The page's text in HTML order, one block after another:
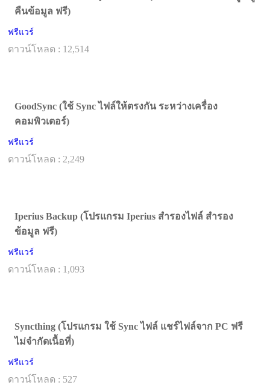
คืนข้อมูล ฟรี)
ฟรีแวร์
ดาวน์โหลด : 12,514
GoodSync (ใช้ Sync ไฟล์ให้ตรงกัน ระหว่างเครื่อง
คอมพิวเตอร์)
ฟรีแวร์
ดาวน์โหลด : 2,249
Iperius Backup (โปรแกรม Iperius สำรองไฟล์ สำรอง
ข้อมูล ฟรี)
ฟรีแวร์
ดาวน์โหลด : 1,093
Syncthing (โปรแกรม ใช้ Sync ไฟล์ แชร์ไฟล์จาก PC ฟรี
ไม่จำกัดเนื้อที่)
ฟรีแวร์
ดาวน์โหลด : 527